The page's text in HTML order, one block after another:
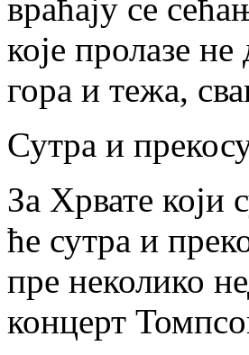
враћају се
које пролазе
гора и тежа,
Сутра и
За Хрвате који
ће сутра и
пре неколико
концерт